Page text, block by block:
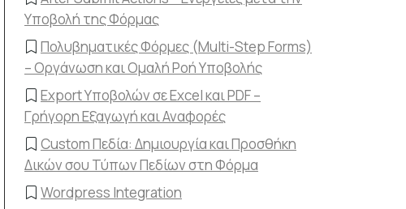
Υποβολή της Φόρμας
Πολυβηματικές Φόρμες (Multi-Step Forms)
– Οργάνωση και Ομαλή Ροή Υποβολής
Export Υποβολών σε Excel και PDF –
Γρήγορη Εξαγωγή και Αναφορές
Custom Πεδία: Δημιουργία και Προσθήκη
Δικών σου Τύπων Πεδίων στη Φόρμα
Wordpress Integration